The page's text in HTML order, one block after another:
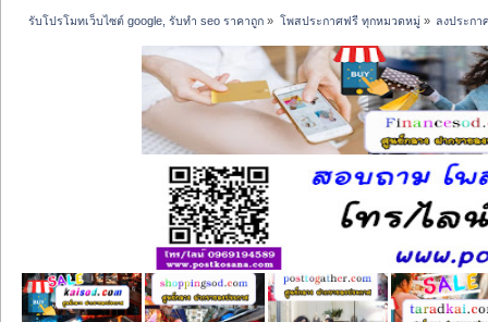
รับโปรโมทเว็บไซต์ google, รับทำ seo ราคาถูก » โพสประกาศฟรี ทุกหมวดหมู่» ลงประกา